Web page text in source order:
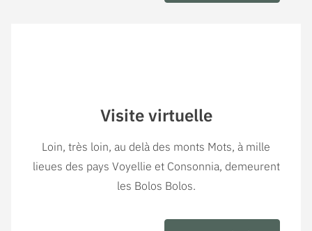
Visite virtuelle
Loin, très loin, au delà des monts Mots, à mille
lieues des pays Voyellie et Consonnia, demeurent
les Bolos Bolos.